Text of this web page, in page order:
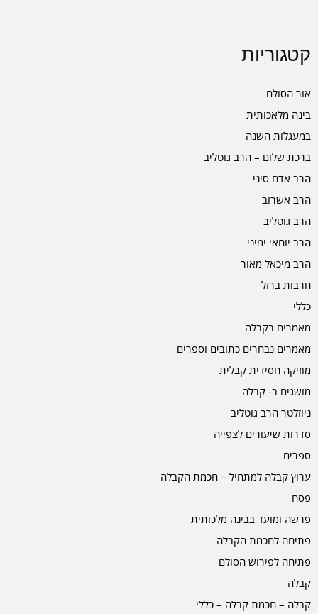
קטגוריות
אור הסולם
בינה מלאכותית
במעגלות השנה
ברכת שלום – הרב גוטליב
הרב אדם סיני
הרב אשרוב
הרב גוטליב
הרב יוחאי ימיני
הרב מיכאל מאור
חרבות ברזל
כללי
מאמרים בקבלה
מאמרים נבחרים כתובים וספרים
מוזיקה חסידית קבלית
מושגים ב- קבלה
ניוזלטר הרב גוטליב
סדרות שיעורים לצפייה
ספרים
ערוץ קבלה למתחיל – חכמת הקבלה
פסח
פרשה ומועד בבינה מלכותית
פתיחה לחכמת הקבלה
פתיחה לפירוש הסולם
קבלה
קבלה – חכמת קבלה – כללי